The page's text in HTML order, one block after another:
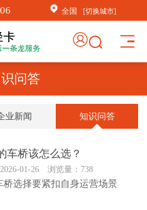
全国 [切换城市]
问答
业新闻 知识问答
车桥该怎么选？
01-26 浏览量：738
桥选择要紧扣自身运营场景